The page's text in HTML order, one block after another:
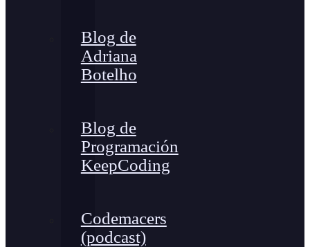
Blog de
Adriana
Botelho
Blog de
Programación
KeepCoding
Codemacers
(podcast)